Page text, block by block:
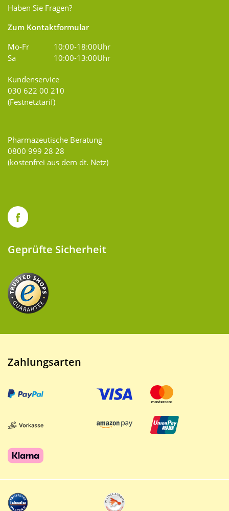
Haben Sie Fragen?
Zum Kontaktformular
Mo-Fr
10:00-18:00Uhr
Sa
10:00-13:00Uhr
Kundenservice
030 622 00 210
(Festnetztarif)
Pharmazeutische Beratung
0800 999 28 28
(kostenfrei aus dem dt. Netz)
Geprüfte Sicherheit
Zahlungsarten